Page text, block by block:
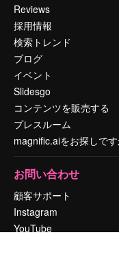
Reviews
採用情報
検索トレンド
ブログ
イベント
Slidesgo
コンテンツを販売する
プレスルーム
magnific.aiをお探しです
お問い合わせ
顧客サポート
Instagram
YouTube